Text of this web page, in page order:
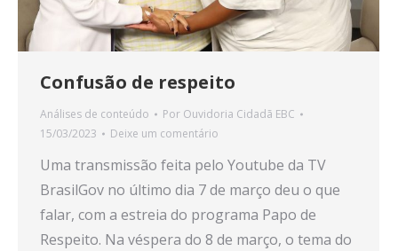
Confusão de respeito
Análises de conteúdo Por Ouvidoria Cidadã EBC
15/03/2023
Deixe um comentário
Uma transmissão feita pelo Youtube da TV
BrasilGov no último dia 7 de março deu o que
falar, com a estreia do programa Papo de
Respeito. Na véspera do 8 de março, o tema do